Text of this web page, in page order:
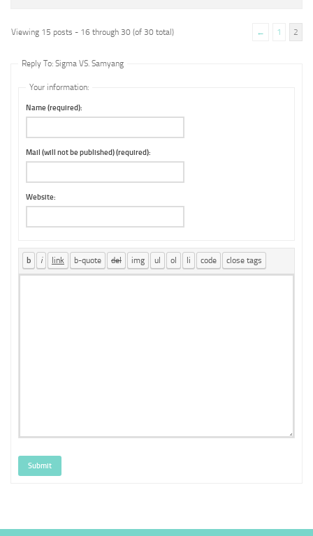
Viewing 15 posts - 16 through 30 (of 30 total) ← 1 2
Reply To: Sigma VS. Samyang
Your information:
Name (required):
Mail (will not be published) (required):
Website:
Submit